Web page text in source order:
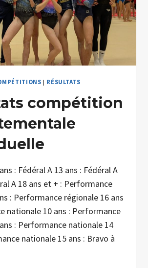
| RÉSULTATS
compétition
: Fédéral A 13 ans : Fédéral A
A 18 ans et + : Performance
: Performance régionale 16 ans
nationale 10 ans : Performance
: Performance nationale 14
nationale 15 ans : Bravo à